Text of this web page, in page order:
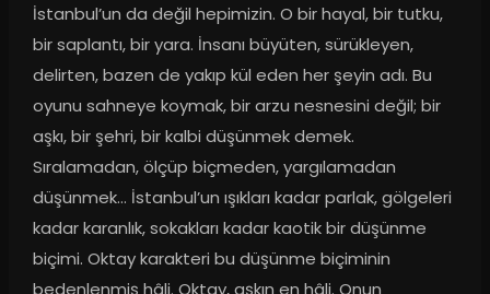
İstanbul’un da değil hepimizin. O bir hayal, bir tutku,
bir saplantı, bir yara. İnsanı büyüten, sürükleyen,
delirten, bazen de yakıp kül eden her şeyin adı. Bu
oyunu sahneye koymak, bir arzu nesnesini değil; bir
aşkı, bir şehri, bir kalbi düşünmek demek.
Sıralamadan, ölçüp biçmeden, yargılamadan
düşünmek… İstanbul’un ışıkları kadar parlak, gölgeleri
kadar karanlık, sokakları kadar kaotik bir düşünme
biçimi. Oktay karakteri bu düşünme biçiminin
bedenlenmiş hâli. Oktay, aşkın en hâli. Onun